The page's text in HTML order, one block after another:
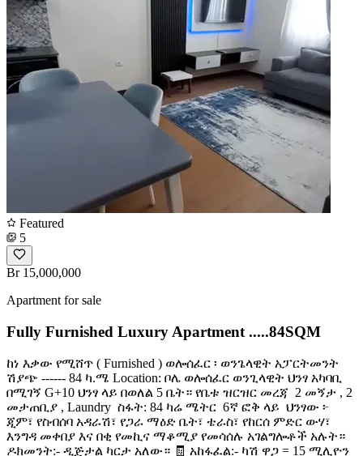
Featured
5
Br 15,000,000
Apartment for sale
Fully Furnished Luxury Apartment .....84SQM
ከነ እቃው የሚሸጥ ( Furnished ) ወሎሰፈር ፡ ወንጌላዊት አፓርትመንት
ሽያጭ ------ 84 ካ.ሜ Location: ቦሌ ወሎሰፈር ወንጊላዊት ህንፃ አካባቢ
በሚገኝ G+10 ህንፃ ላይ በወለል 5 ቤት። የቤቱ ዝርዝር መረጃ ️ 2 መኝታ , 2
መታጠቢያ , Laundry ️ ስፋት: 84 ካሬ ሜትር ️ 6ኛ ፎቅ ላይ ️ ህንፃው ፦
ጂም፣ የስብሰባ አዳራሽ፣ የጋራ ማዕድ ቤት፣ ቴራስ፣ የከርሰ ምድር ውሃ፣
እንግዳ መቀበያ እና በቂ የመኪና ማቆሚያ የመሳሰሉ አገልግሎቶች አሉት።
ዶክመንት:- ዲጅታል ካርታ አለው። 🧾 አከፋፈል:- ካሽ ዋጋ = 15 ሚሊዮን